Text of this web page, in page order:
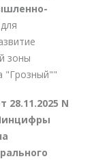
зоны
"Грозный""
N